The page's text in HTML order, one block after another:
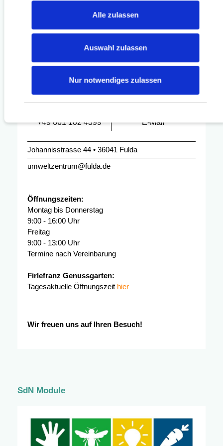
Alle zulassen
Auswahl zulassen
Nur notwendiges zulassen
+49 661 102 4399 E-Mail
Johannisstrasse 44 • 36041 Fulda
umweltzentrum@fulda.de
Öffnungszeiten:
Montag bis Donnerstag
9:00 - 16:00 Uhr
Freitag
9:00 - 13:00 Uhr
Termine nach Vereinbarung
Firlefranz Genussgarten:
Tagesaktuelle Öffnungszeit hier
Wir freuen uns auf Ihren Besuch!
SdN Module